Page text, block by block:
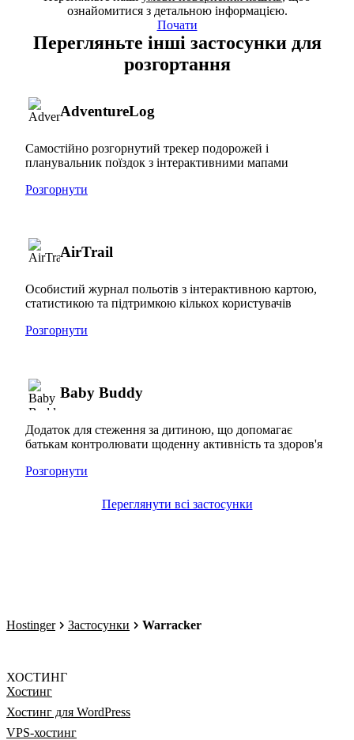
ознайомитися з детальною інформацією.
Почати
Перегляньте інші застосунки для
розгортання
AdventureLog
Самостійно розгорнутий трекер подорожей і
планувальник поїздок з інтерактивними мапами
Розгорнути
AirTrail
Особистий журнал польотів з інтерактивною картою,
статистикою та підтримкою кількох користувачів
Розгорнути
Baby Buddy
Додаток для стеження за дитиною, що допомагає
батькам контролювати щоденну активність та здоров'я
Розгорнути
Переглянути всі застосунки
Hostinger Застосунки Warracker
ХОСТИНГ
Хостинг
Хостинг для WordPress
VPS-хостинг